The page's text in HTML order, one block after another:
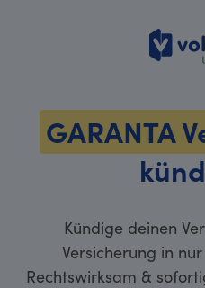
GARANTA
Kündige deinen
Versicherung in
Rechtswirksam &